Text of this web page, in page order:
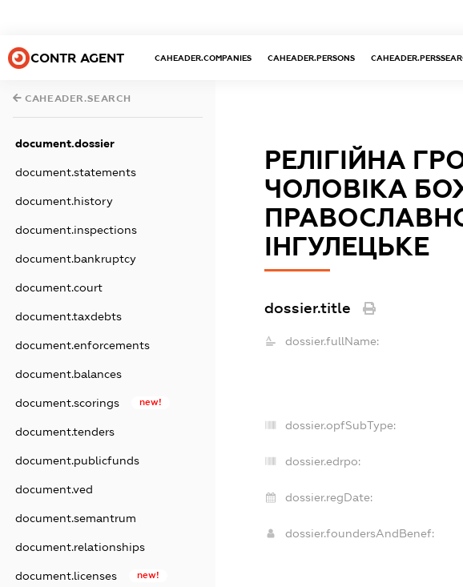
CONTR AGENT CAHEADER.COMPANIES CAHEADER.PERSONS
CAHEADER.SEARCH
document.dossier
document.statements
document.history
document.inspections
document.bankruptcy
document.court
document.taxdebts
document.enforcements
document.balances
document.scorings new!
document.tenders
document.publicfunds
document.ved
document.semantrum
document.relationships
document.licenses new!
РЕЛІГІЙНА
ЧОЛОВІКА
ІНГУЛЕЦЬКЕ
dossier.title
dossier.fullName:
dossier.opfSubType:
dossier.edrpo:
dossier.regDate:
dossier.foundersAndBenef: